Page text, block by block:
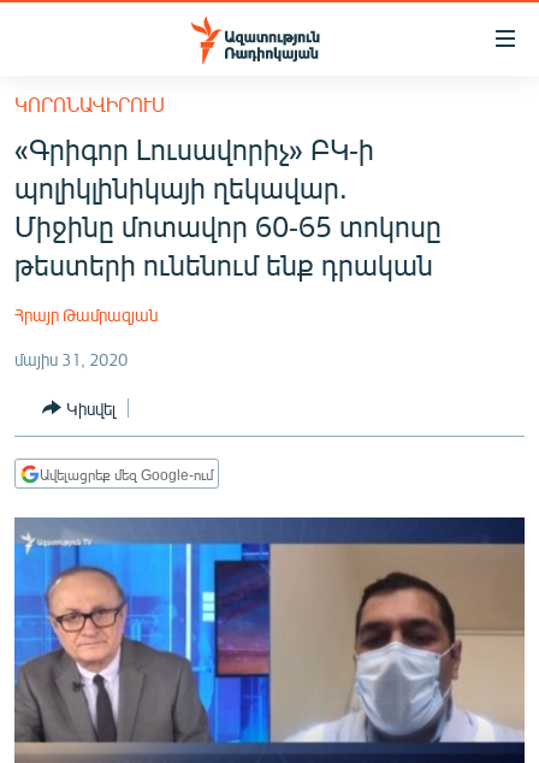
Մատչելիության
հիմնական
բովանդակությանը
հիմնական
մենյուին
Որոնում
ՀԱՅԱՍՏԱՆ
ՔԱՂԱՔԱԿԱՆ
ԸՆՏՐՈՒԹՅՈՒՆՆԵՐ 2026
ՊԱՏԵՐԱԶՄԻ 6 ՇԱԲԱԹՆԵՐԸ
ՏԱՐԱԾԱՇՐՋԱՆ
ՄԻՋԱԶԳԱՅԻՆ
ՄՇԱԿՈՒՅԹ
ՍՊՈՐՏ
ՄԵԿՆԱԲԱՆՈՒԹՅՈՒՆ
ՏՏ ԵՒ ԻՆՏԵՐՆԵՏ
ԿՈՐՈՆԱՎԻՐՈՒՍ
«Գրիգոր Լուսավորիչ» ԲԿ-ի
պոլիկլինիկայի ղեկավար.
Միջինը մոտավոր 60-65 տոկոսը
թեստերի ունենում ենք դրական
Հրայր Թամրազյան
մայիս 31, 2020
Կիսվել
Ավելացրեք մեզ Google-ում